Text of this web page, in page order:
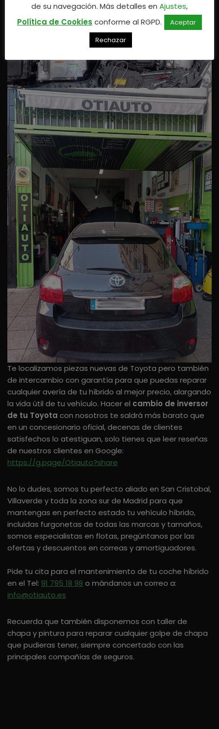
Te localizamos piezas nuevas de Toyota pero también
de intercambio con garantía para que puedas reparar
cualquier avería de tu híbrido al mejor precio, alargando
la vida útil de tu vehículo. Hacer el cambio de inversor
de tu Toyota con nosotros te saldrá más barato que
en un concesionario oficial, decenas de clientes
satisfechos lo atestiguan, solo tienes que leer reseñas
de nuestros clientes en Google:
https://g.page/Otiauto?share
No lo dudes, somos tu perfecto aliado en San Cristobal,
Villaverde y toda la zona sur de Madrid para que
mantengas en perfecto estado tu vehículo híbrido,
incluidas furgonetas de todas las marcas y tamaños,
somos especialistas en flotas, pregúntanos por las
ofertas y descuentos en correas y amortiguadores.
Pide tu cita para el mantenimiento de tu coche híbrido
en el Tel: 91 795 18 98 o mándanos un correo a:
info@otiauto.es
Recuerda que también disponemos con taller de
chapa y pintura para reparar cualquier golpe de chapa
que pudieras tener, siempre concertado con las
principales compañías de seguros.
de su navegación. Más detalles en Ajustes,
Política de Cookies conforme al RGPD.
Aceptar
Rechazar